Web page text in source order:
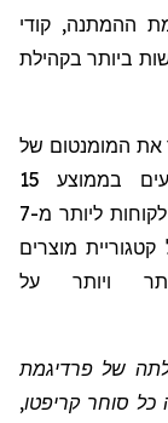
ההמתנה, קודי
ביותר בקהילת
את המומנטום של
. אלו שיש להם גישה מבצעים בממוצע 15
אינטראקציות יומיות ויותר, עם שיעור שימור לקוחות ליותר מ-7
בכל קטגוריית מוצרים
ויותר על
של פרדיגמת
סוחר קריפטו,